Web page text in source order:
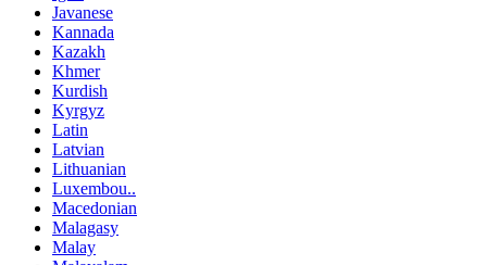
Javanese
Kannada
Kazakh
Khmer
Kurdish
Kyrgyz
Latin
Latvian
Lithuanian
Luxembou..
Macedonian
Malagasy
Malay